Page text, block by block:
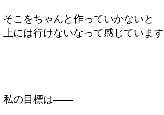
そこをちゃんと作っていかないと
上には行けないなって感じています
私の目標は――